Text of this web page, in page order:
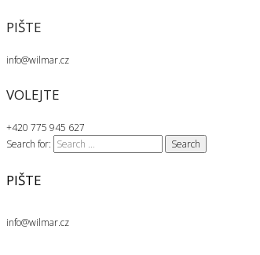
PIŠTE
info@wilmar.cz
VOLEJTE
+420 775 945 627
Search for:
PIŠTE
info@wilmar.cz